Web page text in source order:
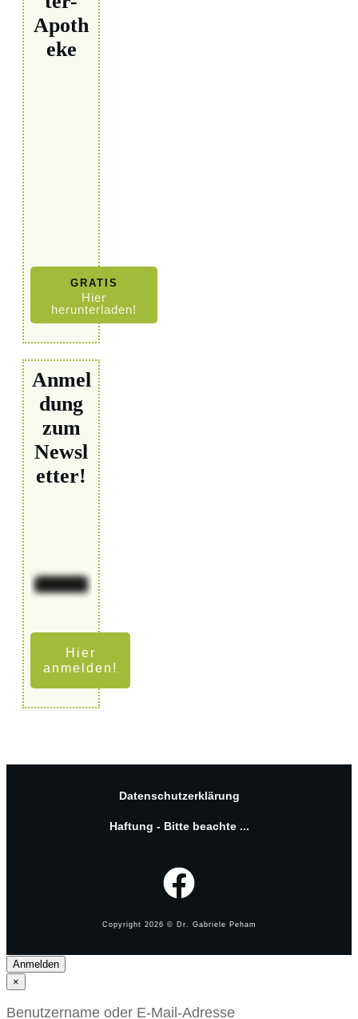
Apoth
eke
GRATIS
Hier
herunterladen!
Anmel
dung
zum
Newsl
etter!
Hier
anmelden!
Datenschutzerklärung
Haftung - Bitte beachte ...
Copyright 2026 © Dr. Gabriele Peham
Anmelden
×
Benutzername oder E-Mail-Adresse